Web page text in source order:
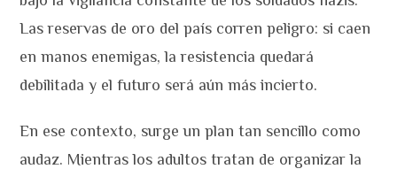
Las reservas de oro del país corren peligro: si caen
en manos enemigas, la resistencia quedará
debilitada y el futuro será aún más incierto.
En ese contexto, surge un plan tan sencillo como
audaz. Mientras los adultos tratan de organizar la